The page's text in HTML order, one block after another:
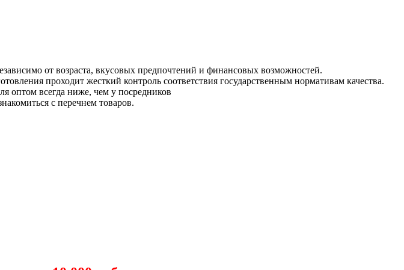
от возраста, вкусовых предпочтений и финансовых возможностей.
проходит жесткий контроль соответствия государственным нормативам качества.
оптом всегда ниже, чем у посредников
с перечнем товаров.